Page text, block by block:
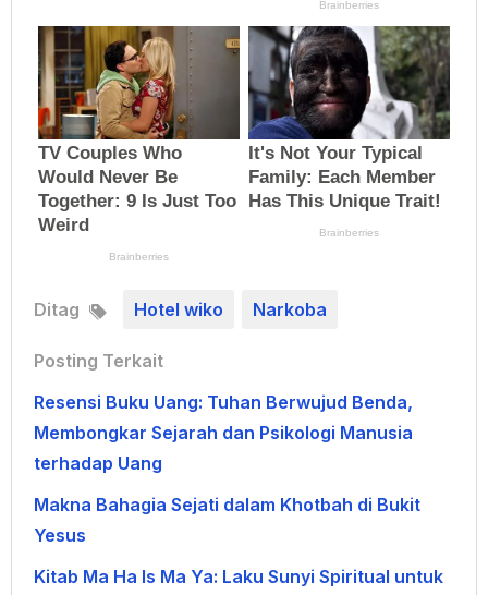
Ditag Hotel wiko Narkoba
Posting Terkait
Resensi Buku Uang: Tuhan Berwujud Benda,
Membongkar Sejarah dan Psikologi Manusia
terhadap Uang
Makna Bahagia Sejati dalam Khotbah di Bukit
Yesus
Kitab Ma Ha Is Ma Ya: Laku Sunyi Spiritual untuk